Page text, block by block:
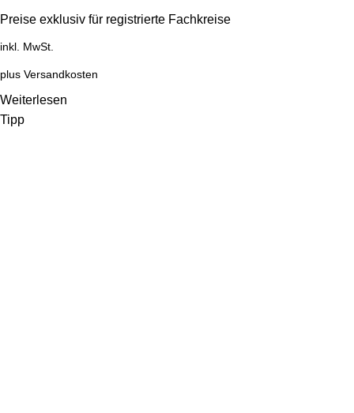
Preise exklusiv für registrierte Fachkreise
inkl. MwSt.
plus Versandkosten
Weiterlesen
Tipp